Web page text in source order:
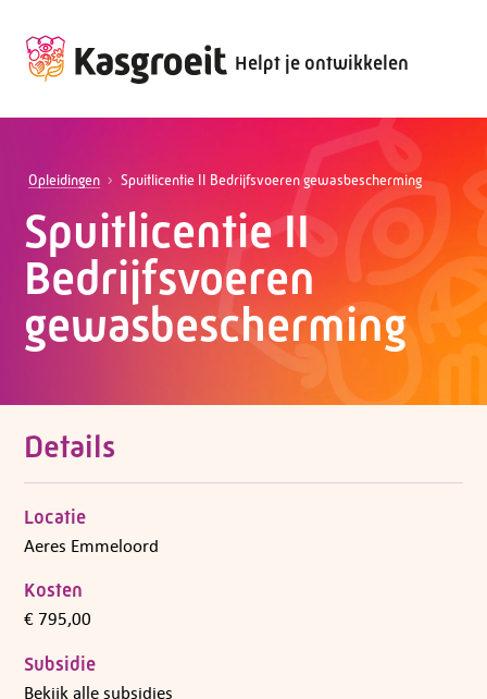
Helpt je ontwikkelen
Opleidingen Spuitlicentie II Bedrijfsvoeren gewasbescherming
Spuitlicentie II
Bedrijfsvoeren
gewasbescherming
Details
Locatie
Aeres Emmeloord
Kosten
€ 795,00
Subsidie
Bekijk alle subsidies